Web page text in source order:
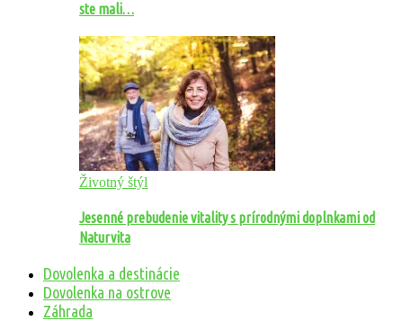
ste mali…
Životný štýl
Jesenné prebudenie vitality s prírodnými doplnkami od
Naturvita
Dovolenka a destinácie
Dovolenka na ostrove
Záhrada